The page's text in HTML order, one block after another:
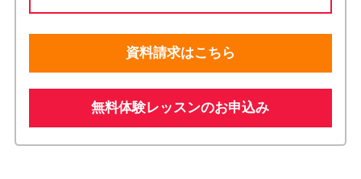
資料請求はこちら
無料体験レッスンのお申込み